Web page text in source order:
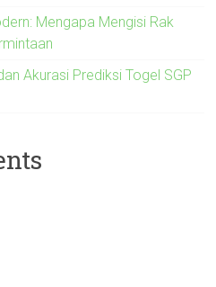
Mengapa Mengisi Rak
Akurasi Prediksi Togel SGP